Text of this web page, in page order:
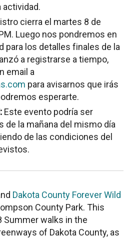
actividad.
cierra el martes 8 de
Luego nos pondremos en
para los detalles finales de la
a registrarse a tiempo,
email a
para avisarnos que irás
esperarte.
Este evento podría ser
de la mañana del mismo día
de las condiciones del
Dakota County Forever Wild
County Park. This
Summer walks in the
of Dakota County, as